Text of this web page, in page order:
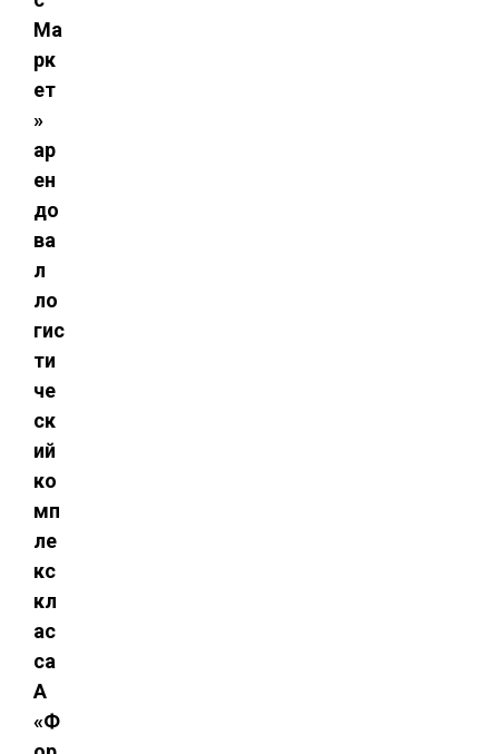
Ма
рк
ет
»
ар
ен
до
ва
л
ло
гис
ти
че
ск
ий
ко
мп
ле
кс
кл
ас
са
A
«Ф